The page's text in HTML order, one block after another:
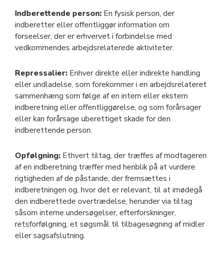
Indberettende person: En fysisk person, der
indberetter eller offentliggør information om
forseelser, der er erhvervet i forbindelse med
vedkommendes arbejdsrelaterede aktiviteter.
Repressalier: Enhver direkte eller indirekte handling
eller undladelse, som forekommer i en arbejdsrelateret
sammenhæng som følge af en intern eller ekstern
indberetning eller offentliggørelse, og som forårsager
eller kan forårsage uberettiget skade for den
indberettende person.
Opfølgning: Ethvert tiltag, der træffes af modtageren
af en indberetning træffer med henblik på at vurdere
rigtigheden af de påstande, der fremsættes i
indberetningen og, hvor det er relevant, til at imødegå
den indberettede overtrædelse, herunder via tiltag
såsom interne undersøgelser, efterforskninger,
retsforfølgning, et søgsmål til tilbagesøgning af midler
eller sagsafslutning.